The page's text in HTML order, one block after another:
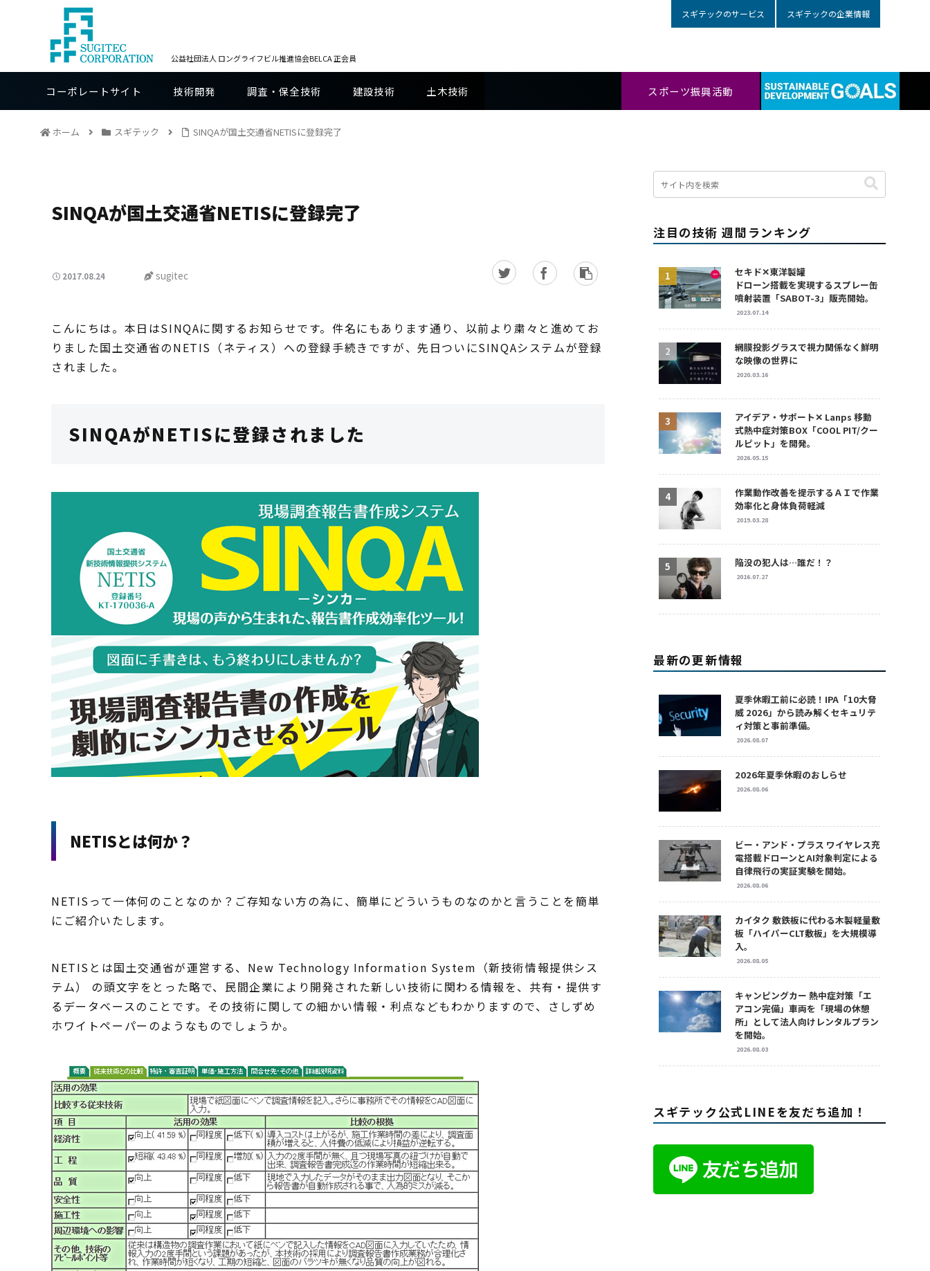
公益社団法人 ロングライフビル推進協会BELCA 正会員
スギテックのサービス スギテックの企業情報
コーポレートサイト 技術開発 調査・保全技術 建設技術 土木技術 スポーツ振興活動
ホーム スギテック SINQAが国土交通省NETISに登録完了
SINQAが国土交通省NETISに登録完了
2017.08.24 sugitec
こんにちは。本日はSINQAに関するお知らせです。件名にもあります通り、以前より粛々と進めてお
りました国土交通省のNETIS（ネティス）への登録手続きですが、先日ついにSINQAシステムが登録
されました。
SINQAがNETISに登録されました
NETISとは何か？
NETISって一体何のことなのか？ご存知ない方の為に、簡単にどういうものなのかと言うことを簡単
にご紹介いたします。
NETISとは国土交通省が運営する、New Technology Information System（新技術情報提供シス
テム） の頭文字をとった略で、民間企業により開発された新しい技術に関わる情報を、共有・提供す
るデータベースのことです。その技術に関しての細かい情報・利点などもわかりますので、さしずめ
ホワイトペーパーのようなものでしょうか。
注目の技術 週間ランキング
セキド✕東洋製罐
ドローン搭載を実現するスプレー缶
噴射装置「SABOT-3」販売開始。
2023.07.14
網膜投影グラスで視力関係なく鮮明
な映像の世界に
2020.03.16
アイデア・サポート✕ Lanps 移動
式熱中症対策BOX「COOL PIT/クー
ルピット」を開発。
2026.05.15
作業動作改善を提示するＡＩで作業
効率化と身体負荷軽減
2019.03.28
陥没の犯人は…誰だ！？
2016.07.27
最新の更新情報
夏季休暇工前に必読！IPA「10大脅
威 2026」から読み解くセキュリテ
ィ対策と事前準備。
2026.08.07
2026年夏季休暇のおしらせ
2026.08.06
ビー・アンド・プラス ワイヤレス充
電搭載ドローンとAI対象判定による
自律飛行の実証実験を開始。
2026.08.06
カイタク 敷鉄板に代わる木製軽量敷
板「ハイパーCLT敷板」を大規模導
入。
2026.08.05
キャンピングカー 熱中症対策「エ
アコン完備」車両を「現場の休憩
所」として法人向けレンタルプラン
を開始。
2026.08.03
スギテック公式LINEを友だち追加！